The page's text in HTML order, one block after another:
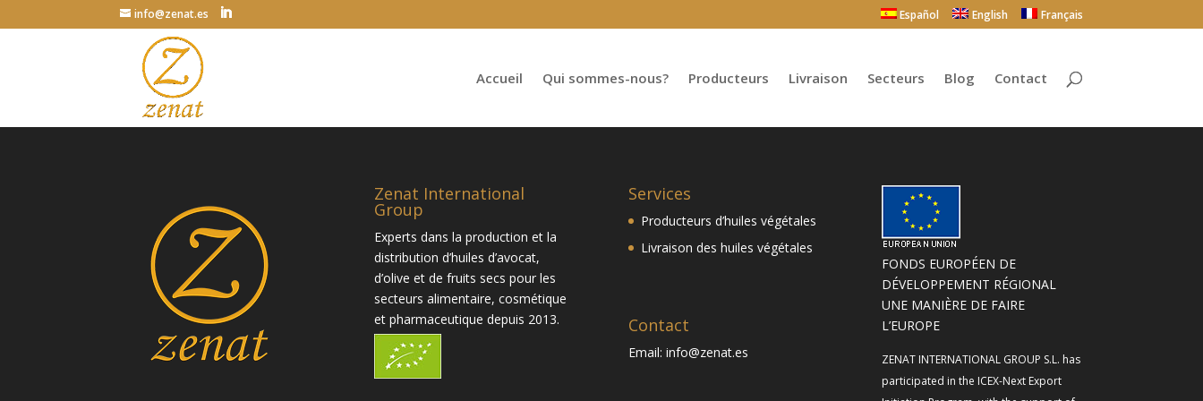
info@zenat.es Español English Français
Accueil Qui sommes-nous? Producteurs Livraison Secteurs Blog Contact
Zenat International
Group
Experts dans la production et la
distribution d’huiles d’avocat,
d’olive et de fruits secs pour les
secteurs alimentaire, cosmétique
et pharmaceutique depuis 2013.
Services
Producteurs d’huiles végétales
Livraison des huiles végétales
Contact
Email: info@zenat.es
FONDS EUROPÉEN DE
DÉVELOPPEMENT RÉGIONAL
UNE MANIÈRE DE FAIRE
L’EUROPE
ZENAT INTERNATIONAL GROUP S.L. has
participated in the ICEX-Next Export